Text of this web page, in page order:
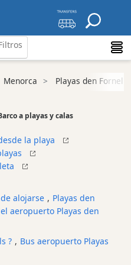
Menorca Playas den Fornells
a playas y calas
la playa
alojarse , Playas den
aeropuerto Playas den
? , Bus aeropuerto Playas